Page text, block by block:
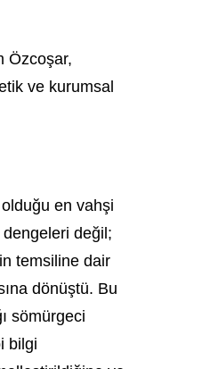
Özcoşar,
ve kurumsal
olduğu en vahşi
dengeleri değil;
temsiline dair
dönüştü. Bu
sömürgeci
bilgi